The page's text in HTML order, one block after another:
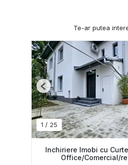
Te-ar putea
1 / 25
Previous
Inchiriere Imobi cu
Office/Comercial/